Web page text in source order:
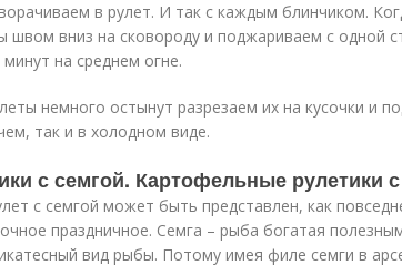
в рулет. И так с каждым блинчиком.
швом вниз на сковороду и поджариваем с одной
на среднем огне.
немного остынут разрезаем их на кусочки и
так и в холодном виде.
с семгой. Картофельные рулетики
с семгой может быть представлен, как
праздничное. Семга – рыба богатая
вид рыбы. Потому имея филе семги в